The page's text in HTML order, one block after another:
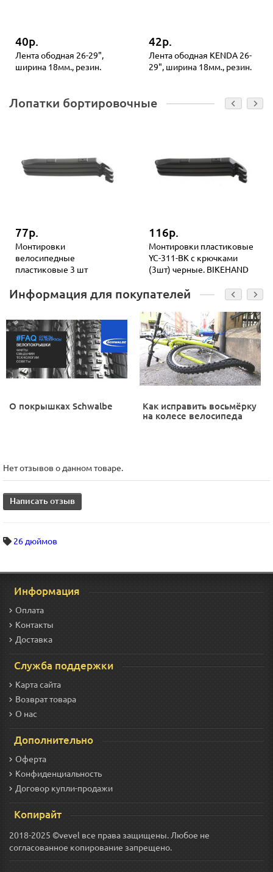
40р.
Лента ободная 26-29",
ширина 18мм., резин.
42р.
Лента ободная KENDA 26-
29", ширина 18мм., резин.
Лопатки бортировочные
77р.
Монтировки
велосипедные
пластиковые 3 шт
116р.
Монтировки пластиковые
YC-311-BK с крючками
(3шт) черные. BIKEHAND
Информация для покупателей
О покрышках Schwalbe
Как исправить восьмёрку
на колесе велосипеда
Нет отзывов о данном товаре.
Написать отзыв
26 дюймов
Информация
Оплата
Контакты
Доставка
Служба поддержки
Карта сайта
Возврат товара
О нас
Дополнительно
Оферта
Конфиденциальность
Договор купли-продажи
Копирайт
2018-2025 ©vevel все права защищены. Любое не
согласованное копирование запрещено.